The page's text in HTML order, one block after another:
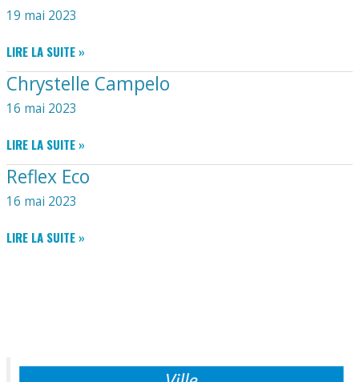
19 mai 2023
GOULEVANT
BENOÎT
LIRE LA SUITE »
Chrystelle Campelo
16 mai 2023
CHRYSTELLE
CAMPELO
LIRE LA SUITE »
Reflex Eco
16 mai 2023
REFLEX
LIRE LA SUITE »